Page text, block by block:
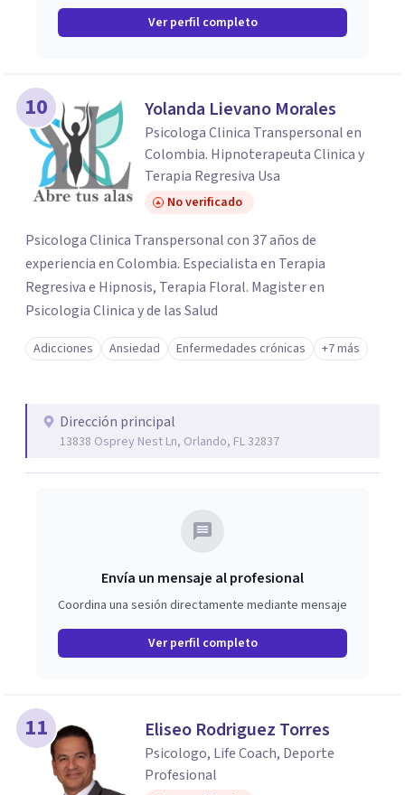
Ver perfil completo
10 Yolanda Lievano Morales
Psicologa Clinica Transpersonal en
Colombia. Hipnoterapeuta Clinica y
Terapia Regresiva Usa
No verificado
Psicologa Clinica Transpersonal con 37 años de
experiencia en Colombia. Especialista en Terapia
Regresiva e Hipnosis, Terapia Floral. Magister en
Psicologia Clinica y de las Salud
Adicciones Ansiedad Enfermedades crónicas +7 más
Dirección principal
13838 Osprey Nest Ln, Orlando, FL 32837
Envía un mensaje al profesional
Coordina una sesión directamente mediante mensaje
Ver perfil completo
11 Eliseo Rodriguez Torres
Psicologo, Life Coach, Deporte
Profesional